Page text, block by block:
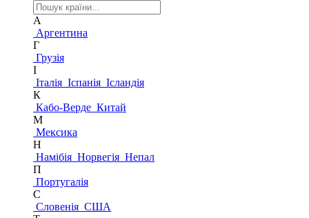
А
Аргентина
Г
Грузія
І
Італія Іспанія Ісландія
К
Кабо-Верде Китай
М
Мексика
Н
Намібія Норвегія Непал
П
Португалія
С
Словенія США